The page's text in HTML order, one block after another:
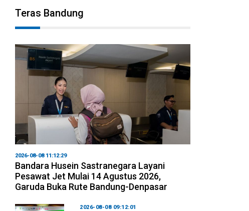
Teras Bandung
2026-08-08 11:12:29
Bandara Husein Sastranegara Layani
Pesawat Jet Mulai 14 Agustus 2026,
Garuda Buka Rute Bandung-Denpasar
2026-08-08 09:12:01